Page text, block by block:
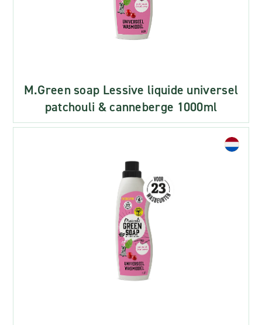
M.Green soap Lessive liquide universel
patchouli & canneberge 1000ml